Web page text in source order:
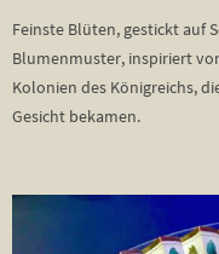
Feinste Blüten, gestickt auf
Blumenmuster, inspiriert
Kolonien des Königreichs,
Gesicht bekamen.